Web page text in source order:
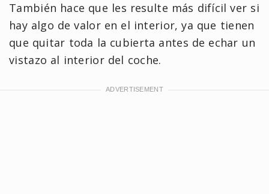
También hace que les resulte más difícil ver si
hay algo de valor en el interior, ya que tienen
que quitar toda la cubierta antes de echar un
vistazo al interior del coche.